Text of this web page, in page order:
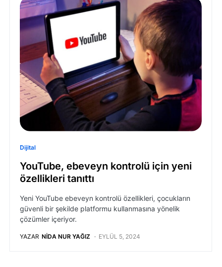
Dijital
YouTube, ebeveyn kontrolü için yeni
özellikleri tanıttı
Yeni YouTube ebeveyn kontrolü özellikleri, çocukların
güvenli bir şekilde platformu kullanmasına yönelik
çözümler içeriyor.
YAZAR NIDA NUR YAĞIZ EYLÜL 5, 2024